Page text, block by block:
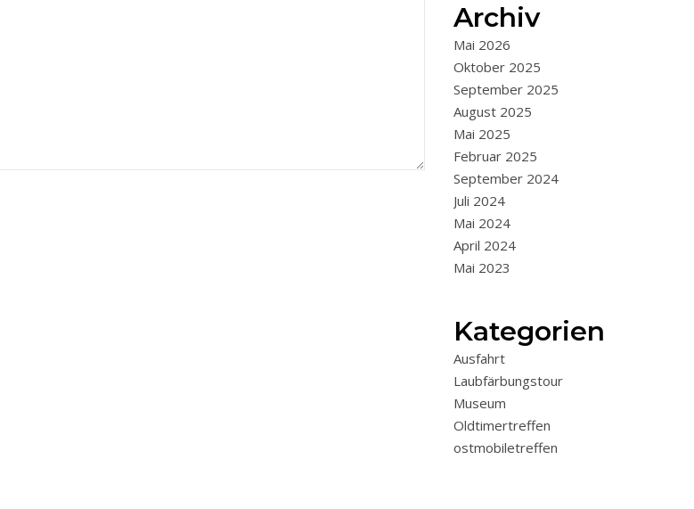
Archiv
Mai 2026
Oktober 2025
September 2025
August 2025
Mai 2025
Februar 2025
September 2024
Juli 2024
Mai 2024
April 2024
Mai 2023
Kategorien
Ausfahrt
Laubfärbungstour
Museum
Oldtimertreffen
ostmobiletreffen